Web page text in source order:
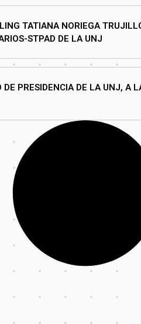
TATIANA NORIEGA
STPAD DE LA UNJ
PRESIDENCIA DE LA UNJ, A